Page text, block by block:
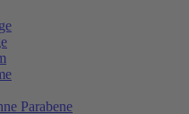
Parabene